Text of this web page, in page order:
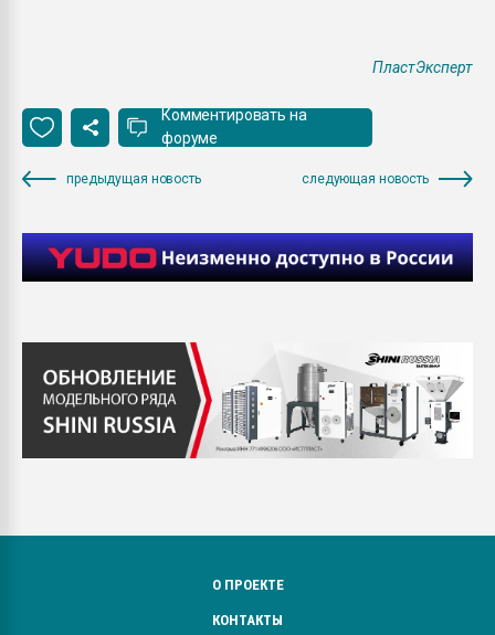
ПластЭксперт
Комментировать на
форуме
предыдущая новость следующая новость
О ПРОЕКТЕ
КОНТАКТЫ